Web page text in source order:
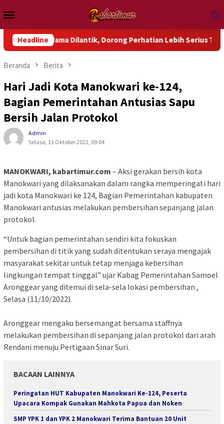
ke
kontenMobile
HeadlineDilantik, Dorong Perhatian Lebih Serius Terhadap Isu
Beranda Berita
Hari Jadi Kota Manokwari ke-124,
Bagian Pemerintahan Antusias Sapu
Bersih Jalan Protokol
Admin
Selasa, 11 Oktober 2022, 09:04
MANOKWARI, kabartimur.com – Aksi gerakan bersih kota
Manokwari yang dilaksanakan dalam rangka memperingati hari
jadi kota Manokwari ke 124, Bagian Pemerintahan kabupaten
Manokwari antusias melakukan pembersihan sepanjang jalan
protokol.
“Untuk bagian pemerintahan sendiri kita fokuskan
pembersihan di titik yang sudah ditentukan seraya mengajak
masyarakat sekitar untuk tetap menjaga kebersihan
lingkungan tempat tinggal” ujar Kabag Pemerintahan Samoel
Aronggear yang ditemui di sela-sela lokasi pembersihan ,
Selasa (11/10/2022).
Aronggear mengaku bersemangat bersama staffnya
melakukan pembersihan di sepanjang jalan protokol dari arah
Rendani menuju Pertigaan Sinar Suri.
BACAAN LAINNYA
Peringatan HUT Kabupaten Manokwari Ke-124, Peserta
Upacara Kompak Gunakan Mahkota Papua dan Noken
SMP YPK 1 dan YPK 2 Manokwari Terima Bantuan 20 Unit